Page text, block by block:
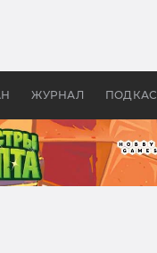
ЖУРНАЛ
бы «Властелина